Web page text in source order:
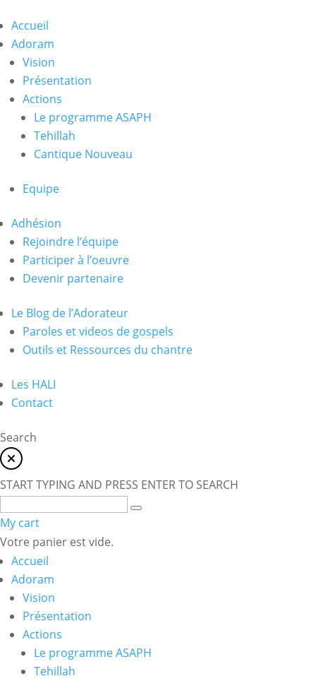
Accueil
Adoram
Vision
Présentation
Actions
Le programme ASAPH
Tehillah
Cantique Nouveau
Equipe
Adhésion
Rejoindre l’équipe
Participer à l’oeuvre
Devenir partenaire
Le Blog de l’Adorateur
Paroles et videos de gospels
Outils et Ressources du chantre
Les HALI
Contact
Search
START TYPING AND PRESS ENTER TO SEARCH
My cart
Votre panier est vide.
Accueil
Adoram
Vision
Présentation
Actions
Le programme ASAPH
Tehillah